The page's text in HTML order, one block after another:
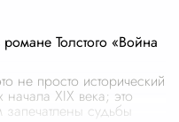
Толстого «Война
не просто исторический
XIX века; это
судьбы